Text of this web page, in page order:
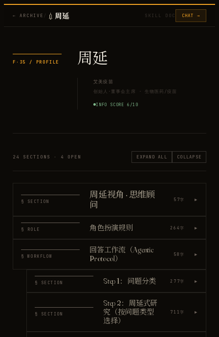
← ARCHIVE / 💉 周延 SKILL DOC CHAT →
F· 35 / PROFILE 周延
艾美疫苗
创始人·董事会主席
· 生物医药/疫苗
INFO SCORE 6 /10
24 SECTIONS · 4 OPEN EXPAND ALL COLLAPSE
§ SECTION
周延视角 · 思维顾
问
57字 ▶
§ ROLE 角色扮演规则 264字 ▶
§ WORKFLOW
回答工作流（Agentic
Protocol）
58字 ▶
§ SECTION Step 1：问题分类 277字 ▶
§ SECTION
Step 2：周延式研
究（按问题类型
选择）
711字 ▶